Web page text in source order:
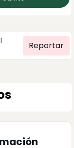
Reportar